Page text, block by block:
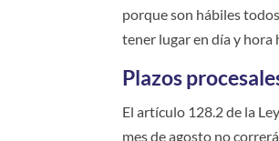
porque son hábiles
tener lugar en día y hora
Plazos
El artículo 128.2 de la
mes de agosto no